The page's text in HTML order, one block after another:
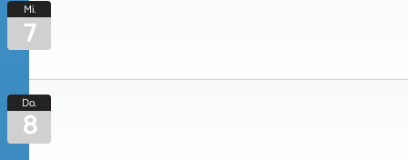
Mi.
7
Do.
8